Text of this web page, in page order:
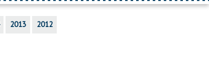
2013 2012